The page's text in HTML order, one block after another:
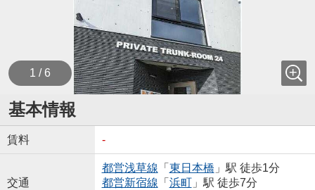
1 / 6
基本情報
賃料 -
交通
都営浅草線 「 東日本橋 」駅 徒歩1分
都営新宿線 「 浜町」駅 徒歩7分